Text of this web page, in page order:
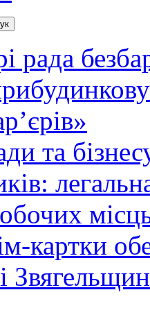
та
картки